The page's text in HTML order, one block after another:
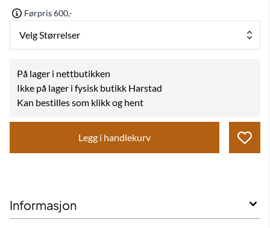
Førpris 600,-
Velg Størrelser
På lager i nettbutikken
Ikke på lager i fysisk butikk Harstad
Kan bestilles som klikk og hent
Legg i handlekurv
Informasjon